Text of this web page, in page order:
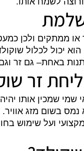
לשמח אותו.
ולכן כמעט
לכלול שוקולדים
גם זר וגם
זר
שמכין אותו יהיה
מזג אוויר.
שימוש